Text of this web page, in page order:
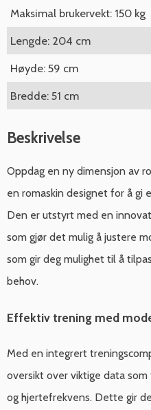
Maksimal brukervekt: 150 kg
Lengde: 204 cm
Høyde: 59 cm
Bredde: 51 cm
Beskrivelse
Oppdag en ny dimensjon av
en romaskin designet for å gi
Den er utstyrt med en
som gjør det mulig å justere
som gir deg mulighet til å
behov.
Effektiv trening med
Med en integrert
oversikt over viktige data
og hjertefrekvens. Dette gir